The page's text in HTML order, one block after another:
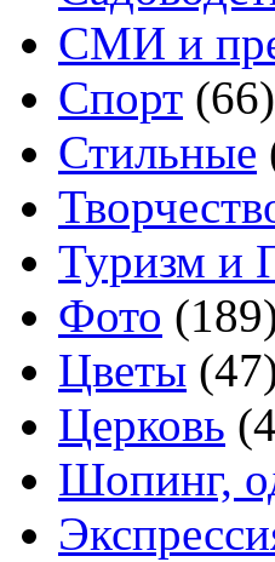
СМИ и
Спорт (66)
Стильные
Туризм и
Фото
Цветы
Церковь
Шопинг,